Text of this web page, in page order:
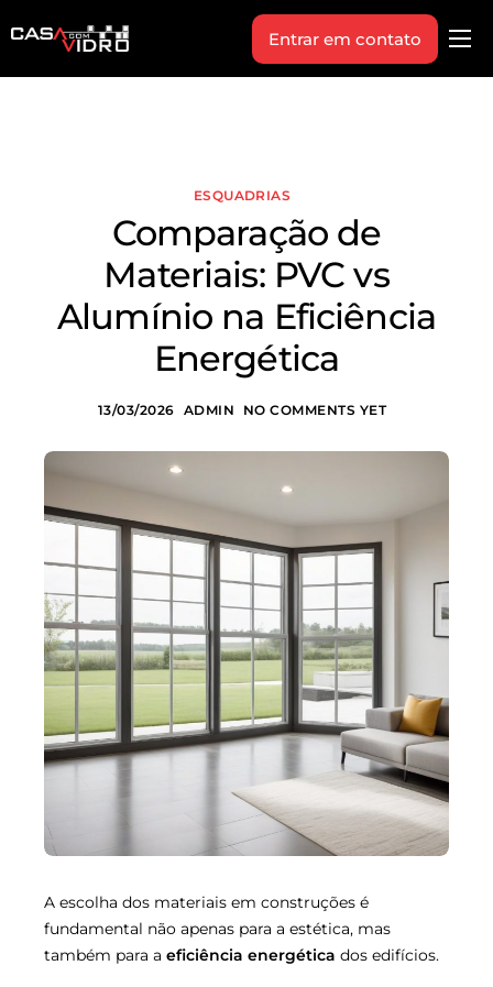
Produtos
Sobre Nós
Entrar em contato
ESQUADRIAS
Comparação de
Materiais: PVC vs
Alumínio na Eficiência
Energética
13/03/2026 ADMIN NO COMMENTS YET
A escolha dos materiais em construções é
fundamental não apenas para a estética, mas
também para a eficiência energética dos edifícios.